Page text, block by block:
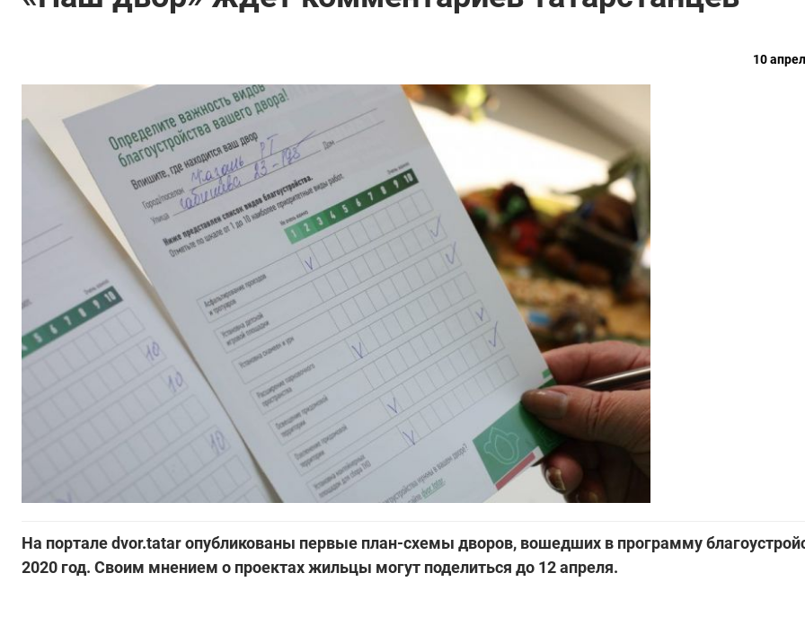
10
На портале dvor.tatar опубликованы первые план-схемы дворов, вошедших в программу
2020 год. Своим мнением о проектах жильцы могут поделиться до 12 апреля.